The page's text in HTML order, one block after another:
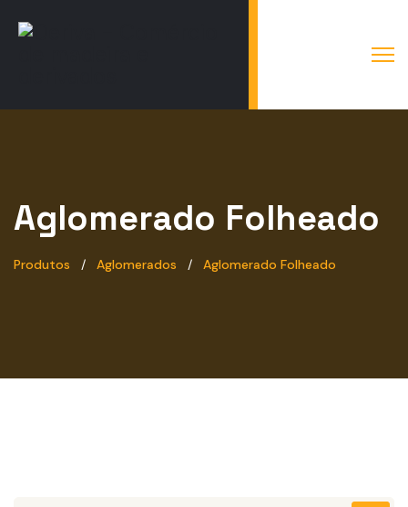
Aglomerado Folheado
Produtos Aglomerados Aglomerado Folheado